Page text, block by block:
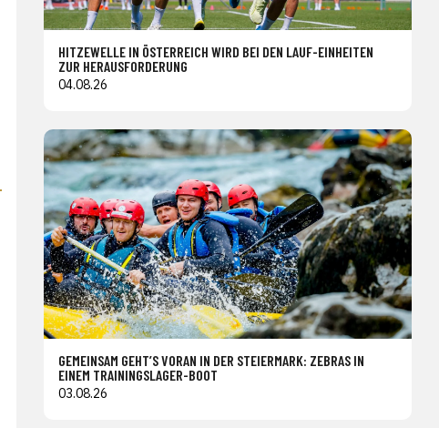
HITZEWELLE IN ÖSTERREICH WIRD BEI DEN LAUF-EINHEITEN
ZUR HERAUSFORDERUNG
04.08.26
GEMEINSAM GEHT’S VORAN IN DER STEIERMARK: ZEBRAS IN
EINEM TRAININGSLAGER-BOOT
03.08.26